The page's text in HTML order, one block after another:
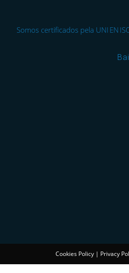
Somos certificados pela UNI EN
Cookies Policy | Privacy